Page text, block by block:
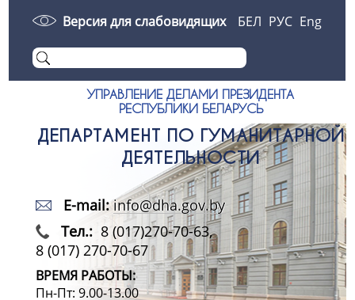
Версия для слабовидящих БЕЛ РУС Eng
УПРАВЛЕНИЕ ДЕЛАМИ ПРЕЗИДЕНТА
РЕСПУБЛИКИ БЕЛАРУСЬ
ДЕПАРТАМЕНТ ПО ГУМАНИТАРНОЙ
ДЕЯТЕЛЬНОСТИ
E-mail: info@dha.gov.by
Тел.:8 (017)270-70-63,
8 (017) 270-70-67
ВРЕМЯ РАБОТЫ:
Пн-Пт: 9.00-13.00